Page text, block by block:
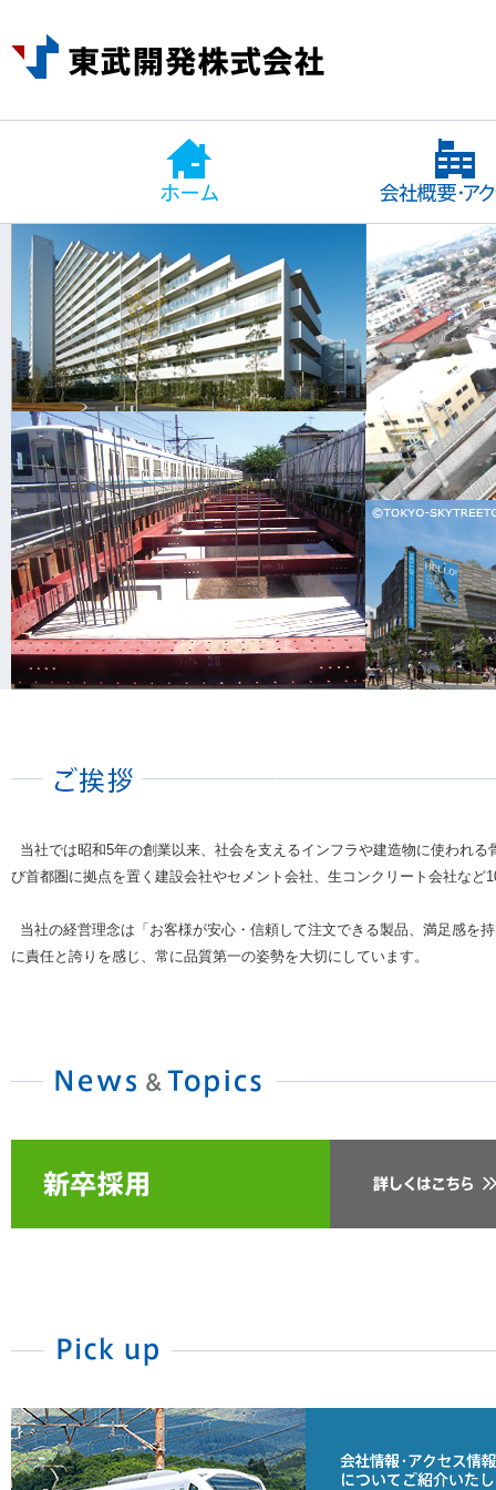
当社では昭和5年の創業以来、社会を支えるインフラや建造物に使われ
び首都圏に拠点を置く建設会社やセメント会社、生コンクリート会社な
当社の経営理念は「お客様が安心・信頼して注文できる製品、満足感を
に責任と誇りを感じ、常に品質第一の姿勢を大切にしています。